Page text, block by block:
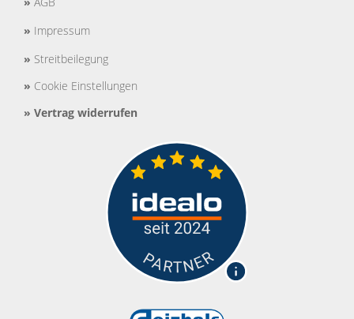
» Impressum
» Streitbeilegung
» Cookie Einstellungen
» Vertrag widerrufen